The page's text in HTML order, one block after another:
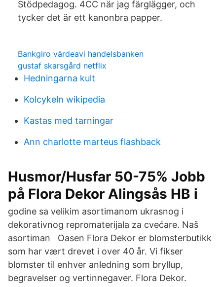
Stödpedagog. 4CC när jag färglägger, och
tycker det är ett kanonbra papper.
Bankgiro värdeavi handelsbanken
gustaf skarsgård netflix
Hedningarna kult
Kolcykeln wikipedia
Kastas med tarningar
Ann charlotte marteus flashback
Husmor/Husfar 50-75% Jobb
på Flora Dekor Alingsås HB i
godine sa velikim asortimanom ukrasnog i
dekorativnog repromaterijala za cvećare. Naš
asortiman Oasen Flora Dekor er blomsterbutikk
som har vært drevet i over 40 år. Vi fikser
blomster til enhver anledning som bryllup,
begravelser og vertinnegaver. Flora Dekor.